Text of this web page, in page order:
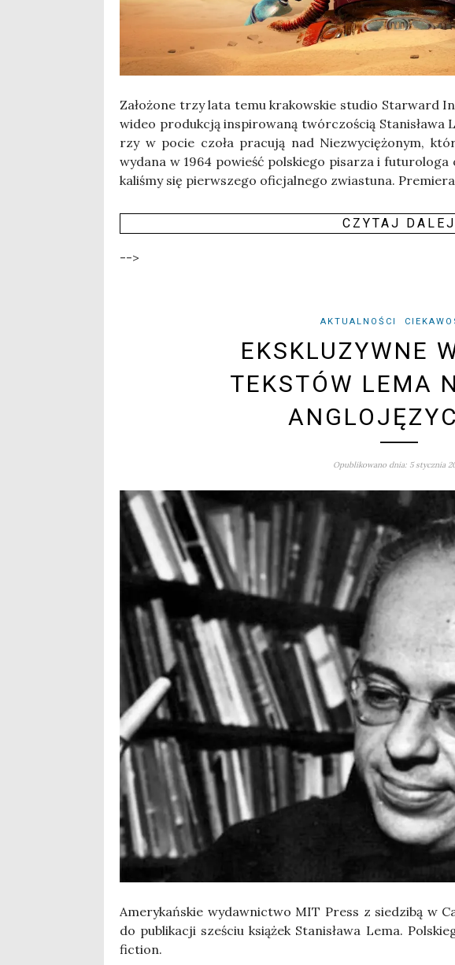
Zało­żo­ne trzy lata temu kra­kow­skie stu­dio Star­ward
wideo pro­duk­cją inspi­ro­wa­ną twór­czo­ścią Sta­ni­sła­wa
rzy w pocie czo­ła pra­cu­ją nad Nie­zwy­cię­żo­nym,
wyda­na w 1964 powieść pol­skie­go pisa­rza i
ka­li­śmy się pierw­sze­go ofi­cjal­ne­go zwia­stu­na.
CZY­TAJ DALEJ
-->
AKTUALNOŚCI
EKSKLUZYWNE
TEKSTÓW LEMA
Opublikowano dnia: 5 stycznia
Ame­ry­kań­skie wydaw­nic­two MIT Press z sie­dzi­bą w
do publi­ka­cji sze­ściu ksią­żek Sta­ni­sła­wa Lema.
fic­tion.